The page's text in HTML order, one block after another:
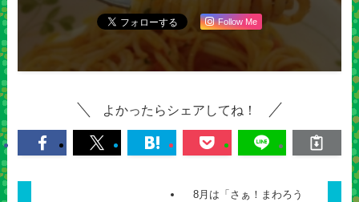
Follow Me
よかったらシェアしてね！
8月は「さぁ！まわろう